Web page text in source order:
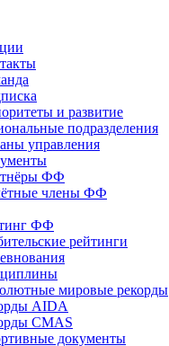
и развитие
подразделения
управления
ФФ
члены ФФ
ФФ
рейтинги
мировые рекорды
AIDA
CMAS
документы